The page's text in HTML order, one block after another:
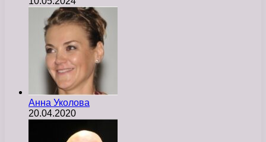
Анна Уколова
20.04.2020